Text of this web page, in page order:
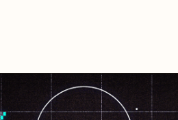
三原健司
@kenditter
三原
三原健司
＠mikenji2022
三原康司
@miharakoji
三原康司
@miharakojimeme